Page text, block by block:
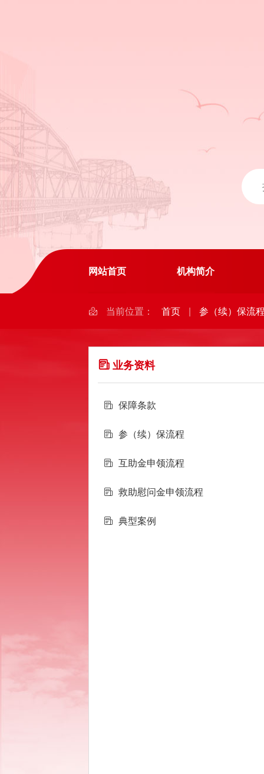
网站首页 机构简介
当前位置： 首页 | 参（续）保流
业务资料
保障条款
参（续）保流程
互助金申领流程
救助慰问金申领流程
典型案例